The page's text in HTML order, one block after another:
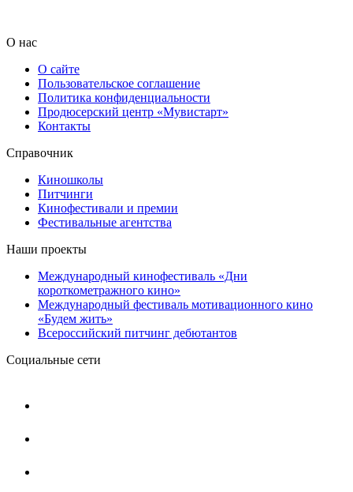
О нас
О сайте
Пользовательское соглашение
Политика конфиденциальности
Продюсерский центр «Мувистарт»
Контакты
Справочник
Киношколы
Питчинги
Кинофестивали и премии
Фестивальные агентства
Наши проекты
Международный кинофестиваль «Дни
короткометражного кино»
Международный фестиваль мотивационного кино
«Будем жить»
Всероссийский питчинг дебютантов
Социальные сети